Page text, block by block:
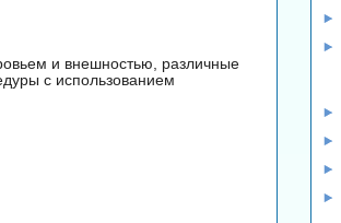
и внешностью, различные
с использованием